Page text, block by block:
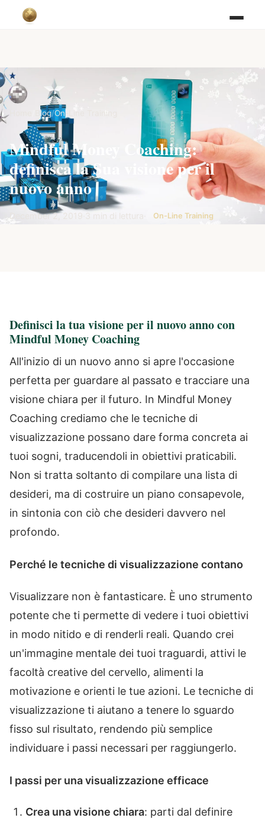
Blog/On-Line Training
Mindful Money Coaching:
definisca la Sua visione per il
nuovo anno
December 2, 2019 3 min di lettura On-Line Training
Definisci la tua visione per il nuovo anno con
Mindful Money Coaching
All'inizio di un nuovo anno si apre l'occasione
perfetta per guardare al passato e tracciare una
visione chiara per il futuro. In Mindful Money
Coaching crediamo che le tecniche di
visualizzazione possano dare forma concreta ai
tuoi sogni, traducendoli in obiettivi praticabili.
Non si tratta soltanto di compilare una lista di
desideri, ma di costruire un piano consapevole,
in sintonia con ciò che desideri davvero nel
profondo.
Perché le tecniche di visualizzazione contano
Visualizzare non è fantasticare. È uno strumento
potente che ti permette di vedere i tuoi obiettivi
in modo nitido e di renderli reali. Quando crei
un'immagine mentale dei tuoi traguardi, attivi le
facoltà creative del cervello, alimenti la
motivazione e orienti le tue azioni. Le tecniche di
visualizzazione ti aiutano a tenere lo sguardo
fisso sul risultato, rendendo più semplice
individuare i passi necessari per raggiungerlo.
I passi per una visualizzazione efficace
Crea una visione chiara: parti dal definire